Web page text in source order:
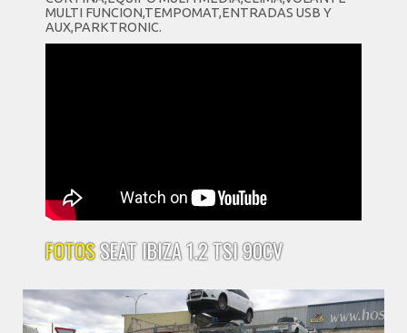
MULTI FUNCION,TEMPOMAT,ENTRADAS USB Y
AUX,PARKTRONIC.
FOTOSSEAT IBIZA 1.2 TSI 90CV